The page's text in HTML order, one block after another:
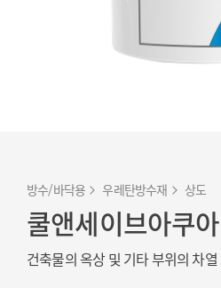
방수/바닥용 우레탄방수재 상도
쿨앤세이브아쿠
건축물의 옥상 및 기타 부위의 차